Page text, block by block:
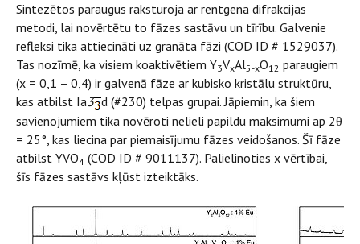
Sintezētos paraugus raksturoja ar rentgena difrakcijas
metodi, lai novērtētu to fāzes sastāvu un tīrību. Galvenie
refleksi tika attiecināti uz granāta fāzi (COD ID # 1529037).
Tas nozīmē, ka visiem koaktivētiem Y3VxAl5-xO12 paraugiem
(x = 0,1 – 0,4) ir galvenā fāze ar kubisko kristālu struktūru,
kas atbilst Ia3 d (#230) telpas grupai. Jāpiemin, ka šiem
savienojumiem tika novēroti nelieli papildu maksimumi ap 2θ
= 25°, kas liecina par piemaisījumu fāzes veidošanos. Šī fāze
atbilst YVO4 (COD ID # 9011137). Palielinoties x vērtībai,
šīs fāzes sastāvs kļūst izteiktāks.